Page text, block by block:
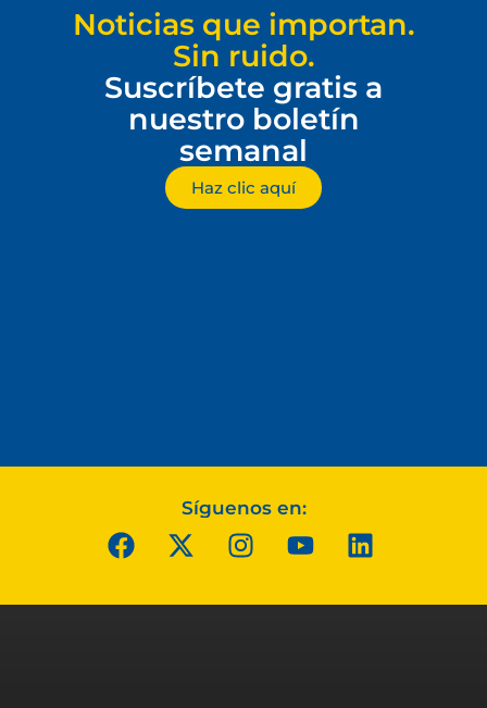
Noticias que importan.
Sin ruido.
Suscríbete gratis a
nuestro boletín
semanal
Haz clic aquí
Síguenos en: